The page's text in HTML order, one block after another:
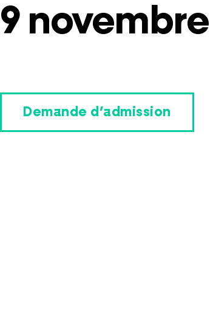
9 novembre
Demande d’admission